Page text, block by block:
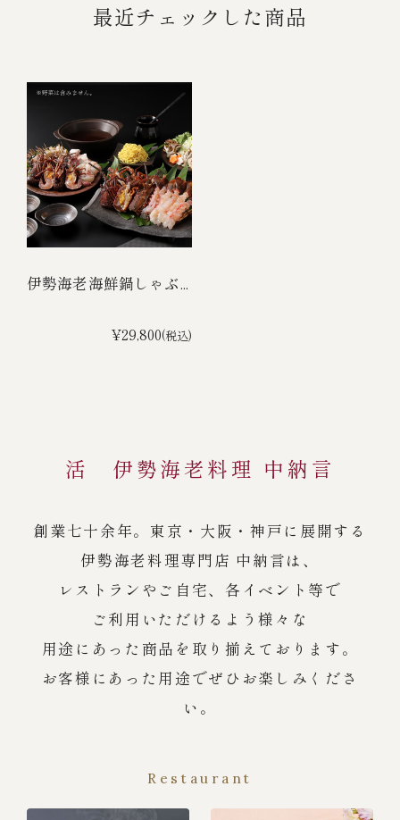
最近チェックした商品
伊勢海老海鮮鍋しゃぶ...
¥29,800(税込)
活 伊勢海老料理 中納言
創業七十余年。東京・大阪・神戸に展開する
伊勢海老料理専門店 中納言は、
レストランやご自宅、各イベント等で
ご利用いただけるよう様々な
用途にあった商品を取り揃えております。
お客様にあった用途でぜひお楽しみくださ
い。
Restaurant